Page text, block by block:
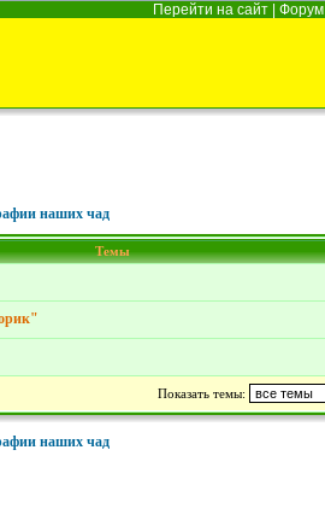
Перейти на сайт Форум
наших чад
Темы
Показать темы:
наших чад